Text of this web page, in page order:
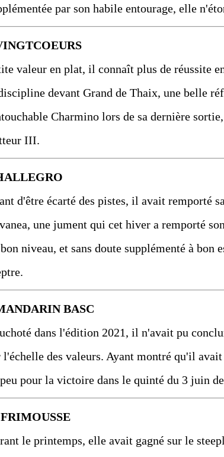
par son habile entourage, elle
valeur en plat, il connaît plus de réussite
devant Grand de Thaix, une belle
Charmino lors de sa dernière
III.
d'être écarté des pistes, il avait remporté
une jument qui cet hiver a remporté
niveau, et sans doute supplémenté à bon
BASC
dans l'édition 2021, il n'avait pu
l'échelle des valeurs. Ayant montré qu'il
pour la victoire dans le quinté du 3 juin
le printemps, elle avait gagné sur le